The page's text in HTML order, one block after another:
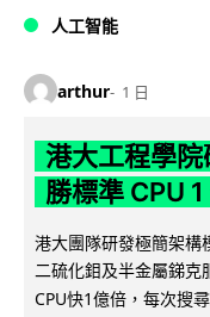
人工智能
arthur 1 日
港大工程學
勝標準 CPU
港大團隊研發極簡架構
二硫化鉬及半金屬銻克
CPU快1億倍，每次搜